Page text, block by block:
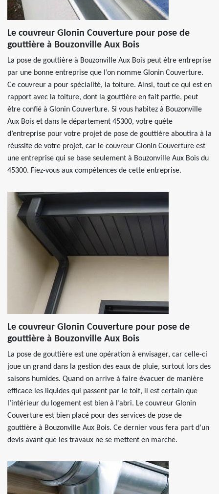
Le couvreur Glonin Couverture pour pose de
gouttière à Bouzonville Aux Bois
La pose de gouttière à Bouzonville Aux Bois peut être entreprise
par une bonne entreprise que l’on nomme Glonin Couverture.
Ce couvreur a pour spécialité, la toiture. Ainsi, tout ce qui est en
rapport avec la toiture, dont la gouttière en fait partie, peut
être confié à Glonin Couverture. Si vous habitez à Bouzonville
Aux Bois et dans le département 45300, votre quête
d’entreprise pour votre projet de pose de gouttière aboutira à la
réussite de votre projet, car le couvreur Glonin Couverture est
une entreprise qui se base seulement à Bouzonville Aux Bois du
45300. Fiez-vous aux compétences de cette entreprise.
Le couvreur Glonin Couverture pour pose de
gouttière à Bouzonville Aux Bois
La pose de gouttière est une opération à envisager, car celle-ci
joue un grand dans la gestion des eaux de pluie, surtout lors des
saisons humides. Quand on arrive à faire évacuer de manière
efficace les liquides qui passent par le toit, il est certain que
l’intérieur du logement est bien à l’abri. Le couvreur Glonin
Couverture est bien placé pour des services de pose de
gouttière à Bouzonville Aux Bois. Ce dernier vous fera part d’un
devis avant que les travaux ne se mettent en marche.